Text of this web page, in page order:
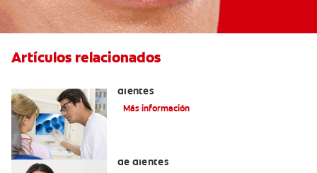
Artículos relacionados
dientes
Más información
de dientes